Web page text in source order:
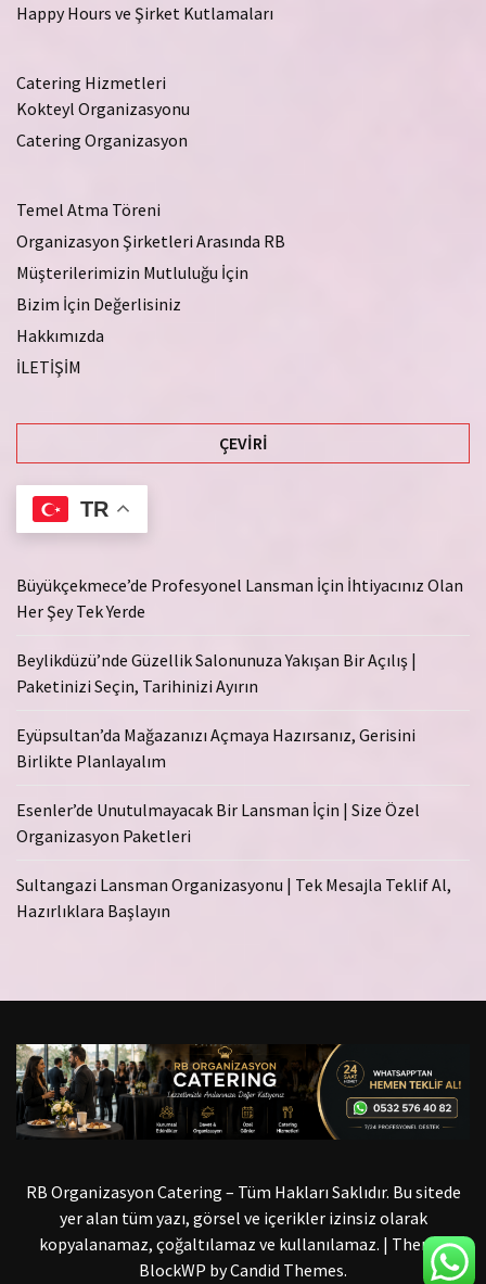
Happy Hours ve Şirket Kutlamaları
Catering Hizmetleri
Kokteyl Organizasyonu
Catering Organizasyon
Temel Atma Töreni
Organizasyon Şirketleri Arasında RB
Müşterilerimizin Mutluluğu İçin
Bizim İçin Değerlisiniz
Hakkımızda
İLETİŞİM
ÇEVIRI
TR
Büyükçekmece’de Profesyonel Lansman İçin İhtiyacınız Olan
Her Şey Tek Yerde
Beylikdüzü’nde Güzellik Salonunuza Yakışan Bir Açılış |
Paketinizi Seçin, Tarihinizi Ayırın
Eyüpsultan’da Mağazanızı Açmaya Hazırsanız, Gerisini
Birlikte Planlayalım
Esenler’de Unutulmayacak Bir Lansman İçin | Size Özel
Organizasyon Paketleri
Sultangazi Lansman Organizasyonu | Tek Mesajla Teklif Al,
Hazırlıklara Başlayın
RB Organizasyon Catering – Tüm Hakları Saklıdır. Bu sitede
yer alan tüm yazı, görsel ve içerikler izinsiz olarak
kopyalanamaz, çoğaltılamaz ve kullanılamaz. | Theme:
BlockWP byCandid Themes.